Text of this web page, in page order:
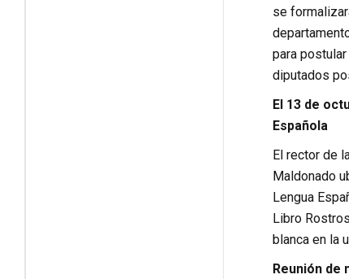
se
para
diputados
El 13 de
Española
El rector de
Maldonado
Lengua
Libro
blanca en la
Reunión de